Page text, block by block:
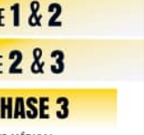
Lecteur
vidéo